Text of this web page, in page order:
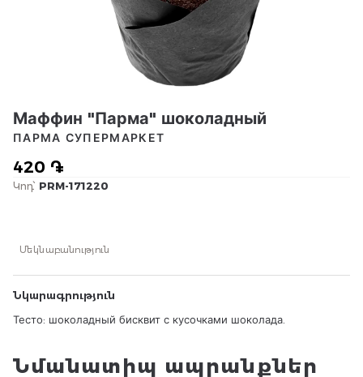
Маффин "Парма" шоколадный
420 ֏
ПАРМА СУПЕРМАРКЕТ
Կոդ՝ PRM-171220
Մեկնաբանություն
Նկարագրություն
Тесто: шоколадный бисквит с кусочками шоколада.
Նմանատիպ ապրանքներ